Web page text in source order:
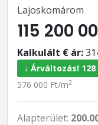
Lajoskomárom
115 200
Kalkulált € ár:
↓ Árváltozás! 128
576 000 Ft/m2
Alapterület: